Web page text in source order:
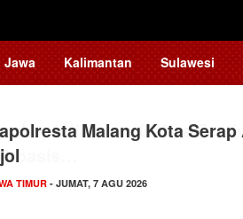
Jawa Kalimantan Sulawesi
Malang Kota
TIMUR- JUMAT, 7 AGU 2026